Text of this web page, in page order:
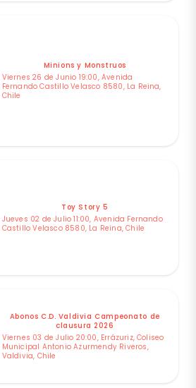
Minions y Monstruos
Viernes 26 de Junio 19:00, Avenida
Fernando Castillo Velasco 8580, La Reina,
Chile
Toy Story 5
Jueves 02 de Julio 11:00, Avenida Fernando
Castillo Velasco 8580, La Reina, Chile
Abonos C.D. Valdivia Campeonato de
clausura 2026
Viernes 03 de Julio 20:00, Errázuriz, Coliseo
Municipal Antonio Azurmendy Riveros,
Valdivia, Chile